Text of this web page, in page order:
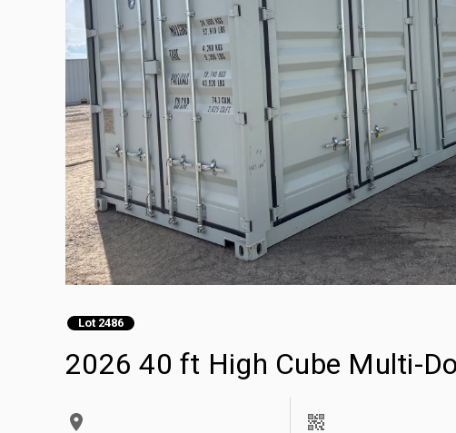
Lot 2486
2026 40 ft High Cube Multi-